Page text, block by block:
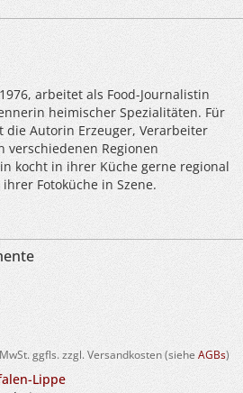
arbeitet als Food-Journalistin
heimischer Spezialitäten. Für
die Autorin Erzeuger, Verarbeiter
verschiedenen Regionen
kocht in ihrer Küche gerne regional
Fotoküche in Szene.
ggfls. zzgl. Versandkosten (sieheAGBs)
Lippe